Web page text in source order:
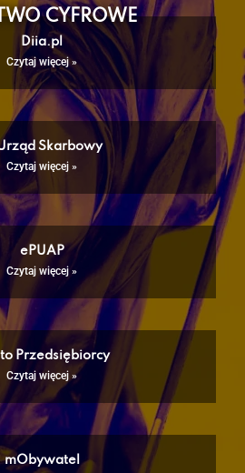
CYFROWE
Diia.pl
Czytaj więcej »
Skarbowy
Czytaj więcej »
ePUAP
Czytaj więcej »
Przedsiębiorcy
Czytaj więcej »
mObywatel